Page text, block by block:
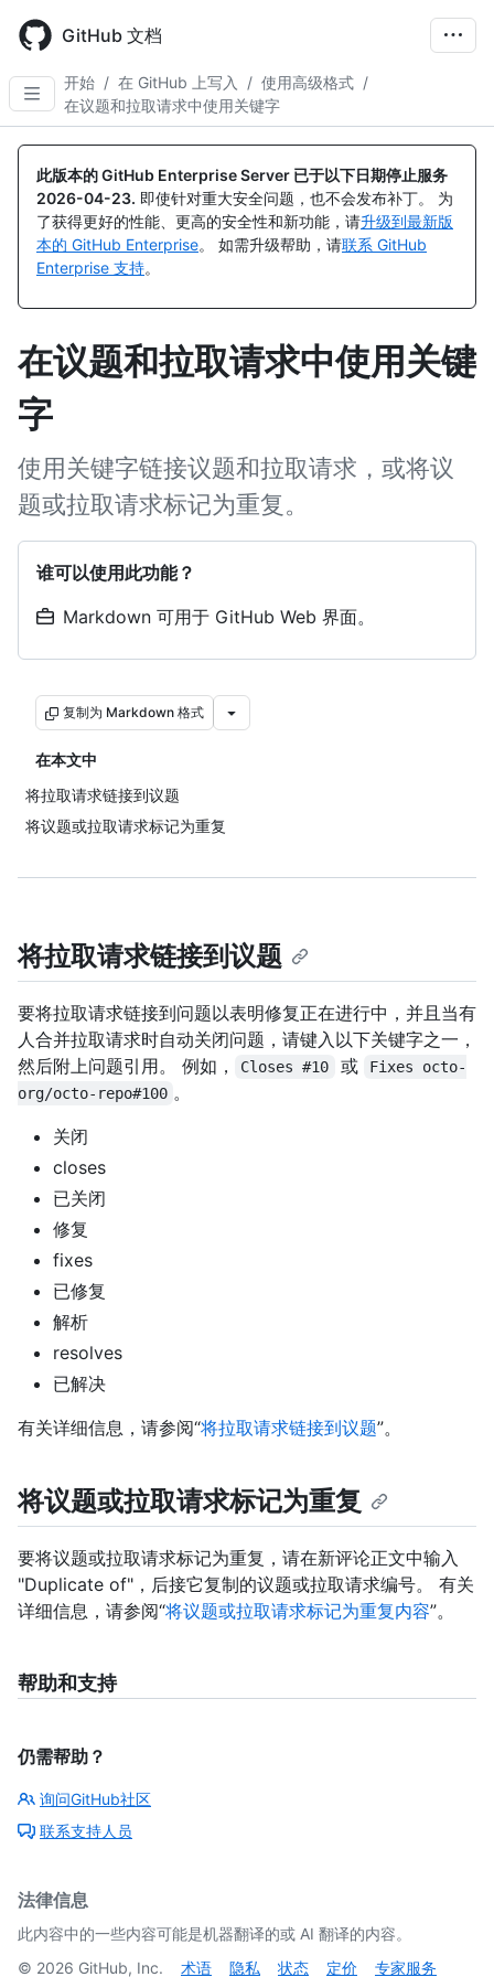
main
content
GitHub 文档
开始 / 在 GitHub 上写入 / 使用高级格式 /
在议题和拉取请求中使用关键字
此版本的 GitHub Enterprise Server 已于以下日期停止服务
2026-04-23. 即使针对重大安全问题，也不会发布补丁。 为
了获得更好的性能、更高的安全性和新功能，请升级到最新版
本的 GitHub Enterprise。 如需升级帮助，请联系 GitHub
Enterprise 支持。
在议题和拉取请求中使用关键
字
使用关键字链接议题和拉取请求，或将议
题或拉取请求标记为重复。
谁可以使用此功能？
Markdown 可用于 GitHub Web 界面。
复制为 Markdown 格式
在本文中
将拉取请求链接到议题
将议题或拉取请求标记为重复
将拉取请求链接到议题
要将拉取请求链接到问题以表明修复正在进行中，并且当有
人合并拉取请求时自动关闭问题，请键入以下关键字之一，
然后附上问题引用。 例如，
Closes #10 或
Fixes octo-
org/octo-repo#100 。
关闭
closes
已关闭
修复
fixes
已修复
解析
resolves
已解决
有关详细信息，请参阅“将拉取请求链接到议题”。
将议题或拉取请求标记为重复
要将议题或拉取请求标记为重复，请在新评论正文中输入
"Duplicate of"，后接它复制的议题或拉取请求编号。 有关
详细信息，请参阅“将议题或拉取请求标记为重复内容”。
帮助和支持
仍需帮助？
询问GitHub社区
联系支持人员
法律信息
此内容中的一些内容可能是机器翻译的或 AI 翻译的内容。
© 2026 GitHub, Inc. 术语 隐私 状态 定价 专家服务